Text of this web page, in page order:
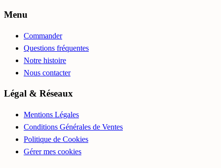
Menu
Commander
Questions fréquentes
Notre histoire
Nous contacter
Légal & Réseaux
Mentions Légales
Conditions Générales de Ventes
Politique de Cookies
Gérer mes cookies